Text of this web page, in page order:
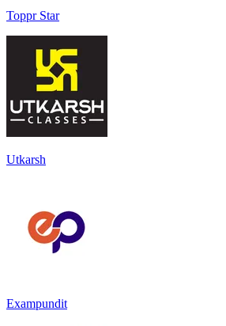
Toppr Star
Utkarsh
Exampundit